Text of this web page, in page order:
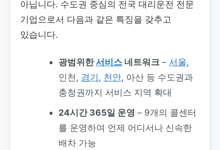
아닙니다. 수도권 중심의 전국 대리운전 전문
기업으로서 다음과 같은 특징을 갖추고
있습니다.
광범위한서비스네트워크– 서울,
인천, 경기, 천안, 아산 등 수도권과
충청권까지 서비스 지역 확대
24시간 365일 운영 – 9개의 콜센터
를 운영하여 언제 어디서나 신속한
배차 가능